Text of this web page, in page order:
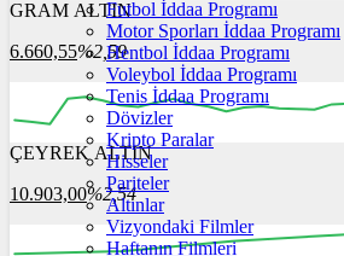
12:00 13:00 14:00
GRAM ALTIN
6.660,55%2,59
12:00 13:00
ÇEYREK ALTIN
10.903,00%2,54
Futbol İddaa Programı
Motor Sporları İddaa Programı
Hentbol İddaa Programı
Voleybol İddaa Programı
Tenis İddaa Programı
Dövizler
Kripto Paralar
Hisseler
Pariteler
Altınlar
Vizyondaki Filmler
Haftanın Filmleri